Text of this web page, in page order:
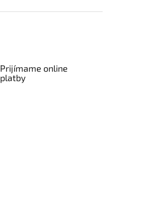
Prijímame online
platby